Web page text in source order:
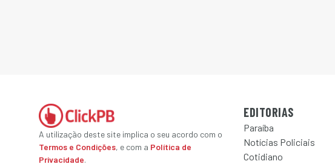
A utilização deste site implica o seu acordo com o
Termos e Condições, e com a Política de
Privacidade.
EDITORIAS
Paraíba
Notícias Policiais
Cotidiano